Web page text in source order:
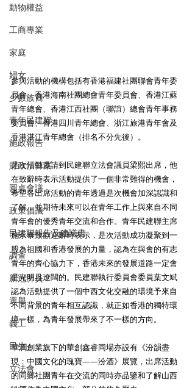
動物權益
工商專業
家庭
婦女
少數族裔
青年民建聯
施政報告
財政預算案
圓桌會議
政策倡議
民建聯報告及建議書
調查
新冠肺炎
選舉
義工
民生
立法會
參與活動的機構包括有香港福建社團聯會青年委
員會、香港海南社團總會青年委員會、香港江蘇
青年總會、香港江西社團（聯誼）總會青年事務
委員會、香港四川青年總會、浙江旅港青年會及
香港湛江青年總會（排名不分先後）。
是次活動邀請到民建聯立法會議員梁熙出席，他
在致辭時表示活動提供了一個非常難得的機會，
希望各出席活動的青年透過是次機會加深認識和
了解，並期待未來可以在青年工作上與來自不同
青年會的優秀青年交流和合作。青年民建聯主席
施永泰致歡迎辭時表示，是次活動成功凝聚到一
股為祖國和香港發展的力量，認為在與會的有志
青年的齊心協力下，香港未來的發展道路一定會
是光明且遼闊的。民建聯執行委員會委員葉文斌
認為活動提供了一個中西文化交融的環境予來自
不同背景的青年相互認識，就正如香港的獨特環
境一樣，為青年發展帶來了不一樣的方向。
華潤創業旗下的華創鑫睿同場亦設有《汾韻盡
現：中國文化的瑰寶——汾酒》展覽，出席活動
的同鄉社團青年在交流的同時亦品鑒和了解山西